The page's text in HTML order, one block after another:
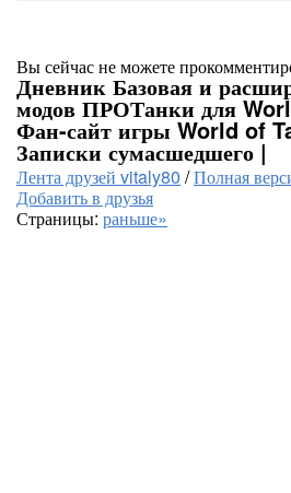
Вы сейчас не можете
Дневник Базовая и
модов ПРОТанки для
Фан-сайт игры World of
Записки сумасшедшего |
Лента друзей vitaly80 /Полная
Добавить в друзья
Страницы: раньше»